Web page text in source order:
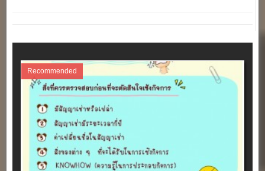
Recommended